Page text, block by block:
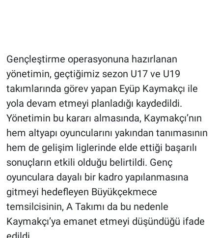
Gençleştirme operasyonuna hazırlanan
yönetimin, geçtiğimiz sezon U17 ve U19
takımlarında görev yapan Eyüp Kaymakçı ile
yola devam etmeyi planladığı kaydedildi.
Yönetimin bu kararı almasında, Kaymakçı’nın
hem altyapı oyuncularını yakından tanımasının
hem de gelişim liglerinde elde ettiği başarılı
sonuçların etkili olduğu belirtildi. Genç
oyunculara dayalı bir kadro yapılanmasına
gitmeyi hedefleyen Büyükçekmece
temsilcisinin, A Takımı da bu nedenle
Kaymakçı’ya emanet etmeyi düşündüğü ifade